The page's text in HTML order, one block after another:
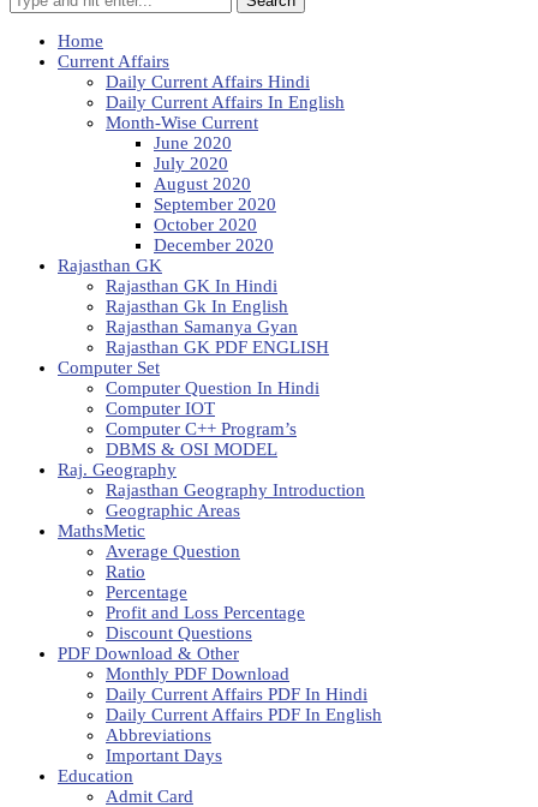
Home
Current Affairs
Daily Current Affairs Hindi
Daily Current Affairs In English
Month-Wise Current
June 2020
July 2020
August 2020
September 2020
October 2020
December 2020
Rajasthan GK
Rajasthan GK In Hindi
Rajasthan Gk In English
Rajasthan Samanya Gyan
Rajasthan GK PDF ENGLISH
Computer Set
Computer Question In Hindi
Computer IOT
Computer C++ Program’s
DBMS & OSI MODEL
Raj. Geography
Rajasthan Geography Introduction
Geographic Areas
MathsMetic
Average Question
Ratio
Percentage
Profit and Loss Percentage
Discount Questions
PDF Download & Other
Monthly PDF Download
Daily Current Affairs PDF In Hindi
Daily Current Affairs PDF In English
Abbreviations
Important Days
Education
Admit Card